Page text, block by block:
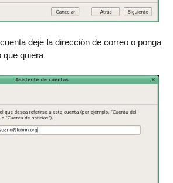
deje la dirección de correo o ponga
que quiera